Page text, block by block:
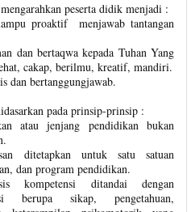
peserta didik menjadi :
proaktif menjawab tantangan
dan bertaqwa kepada Tuhan Yang
cakap, berilmu, kreatif, mandiri.
dan bertanggungjawab.
pada prinsip-prinsip :
atau jenjang pendidikan bukan
ditetapkan untuk satu satuan
dan program pendidikan.
kompetensi ditandai dengan
berupa sikap, pengetahuan,